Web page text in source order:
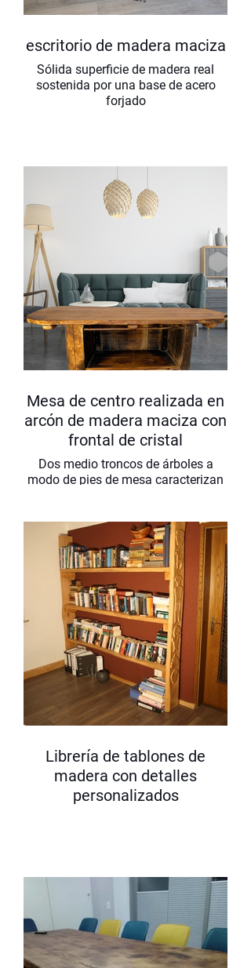
escritorio de madera maciza
Sólida superficie de madera real
sostenida por una base de acero
forjado
Mesa de centro realizada en
arcón de madera maciza con
frontal de cristal
Dos medio troncos de árboles a
modo de pies de mesa caracterizan
la mesa de café permiten que otros
elementos decorativos muestren su
rostro. El tablero de la mesa tiene un
grosor de 3 cm.
Librería de tablones de
madera con detalles
personalizados